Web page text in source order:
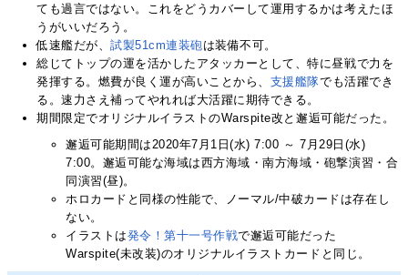
ても過言ではない。これをどうカバーして運用するかは考えたほ
うがいいだろう。
低速艦だが、試製51cm連装砲は装備不可。
総じてトップの運を活かしたアタッカーとして、特に昼戦で力を
発揮する。燃費が良く運が高いことから、 支援艦隊でも活躍でき
る。速力さえ補ってやれれば大活躍に期待できる。
期間限定でオリジナルイラストのWarspite改と邂逅可能だった。
邂逅可能期間は2020年7月1日(水) 7:00 ～ 7月29日(水)
7:00。邂逅可能な海域は西方海域・南方海域・砲撃演習・合
同演習(昼)。
ホロカードと同様の性能で、ノーマル/中破カードは存在し
ない。
イラストは発令！第十一号作戦で邂逅可能だった
Warspite(未改装)のオリジナルイラストカードと同じ。